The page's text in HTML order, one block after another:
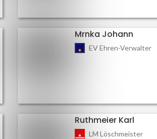
Mrnka Johann
EV Ehren-Verwalter
Ruthmeier Karl
LM Löschmeister